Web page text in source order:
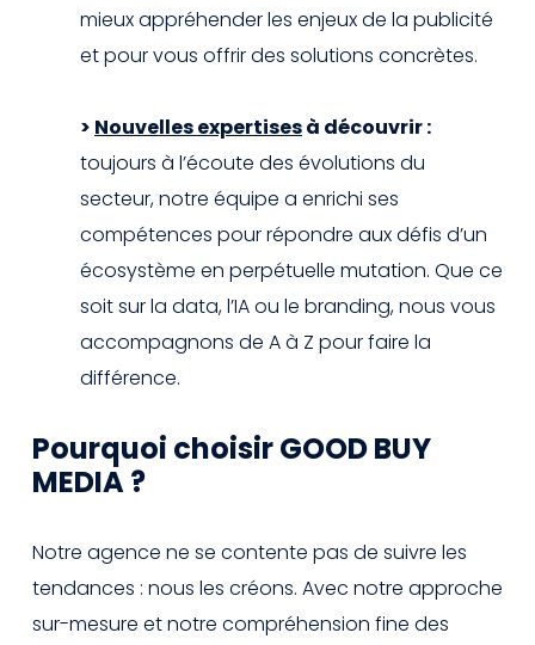
mieux appréhender les enjeux de la publicité
et pour vous offrir des solutions concrètes.
> Nouvelles expertisesà découvrir :
toujours à l’écoute des évolutions du
secteur, notre équipe a enrichi ses
compétences pour répondre aux défis d’un
écosystème en perpétuelle mutation. Que ce
soit sur la data, l’IA ou le branding, nous vous
accompagnons de A à Z pour faire la
différence.
Pourquoi choisir GOOD BUY
MEDIA ?
Notre agence ne se contente pas de suivre les
tendances : nous les créons. Avec notre approche
sur-mesure et notre compréhension fine des